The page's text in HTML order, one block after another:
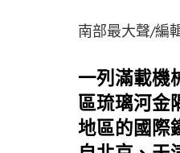
南部最大聲/編
一列滿載機
區琉璃河金
地區的國際